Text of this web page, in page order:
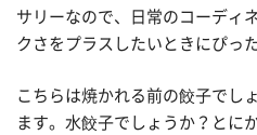
サリーなので、日常のコーディ
クさをプラスしたいときにぴっ
こちらは焼かれる前の餃子でし
ます。水餃子でしょうか？とに